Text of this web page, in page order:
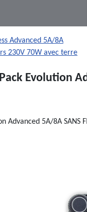
Advanced 5A/8A
230V 70W avec terre
Evolution
Advanced 5A/8A SANS